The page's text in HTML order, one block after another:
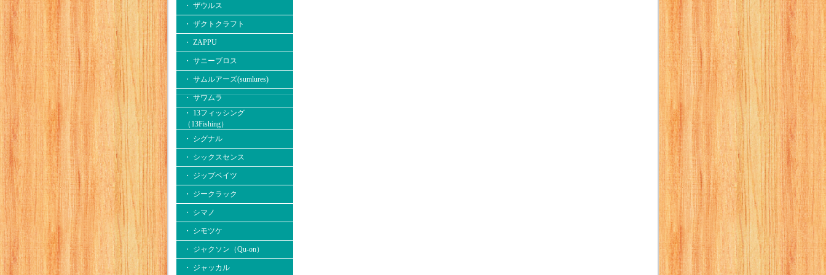
・ ザウルス
・ ザクトクラフト
・ ZAPPU
・ サニーブロス
・ サムルアーズ(sumlures)
・ サワムラ
・ 13フィッシング
（13Fishing）
・ シグナル
・ シックスセンス
・ ジップベイツ
・ ジークラック
・ シマノ
・ シモツケ
・ ジャクソン（Qu-on）
・ ジャッカル